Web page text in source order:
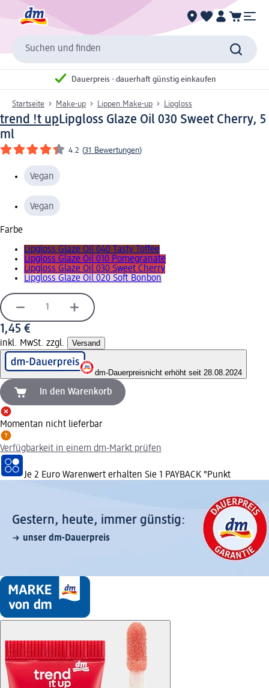
Suchen und finden
Dauerpreis - dauerhaft günstig einkaufen
Startseite Make-up Lippen Make-up Lipgloss
trend !t upLipgloss Glaze Oil 030 Sweet Cherry, 5
ml
4.2 (31 Bewertungen)
Vegan
Vegan
Farbe
Lipgloss Glaze Oil 040 Tasty Toffee
Lipgloss Glaze Oil 010 Pomegranate
Lipgloss Glaze Oil 030 Sweet Cherry
Lipgloss Glaze Oil 020 Soft Bonbon
1,45 €
inkl. MwSt. zzgl. Versand
dm-Dauerpreisnicht erhöht seit 28.08.2024
In den Warenkorb
Momentan nicht lieferbar
Verfügbarkeit in einem dm-Markt prüfen
Je 2 Euro Warenwert erhalten Sie 1 PAYBACK °Punkt
Gestern, heute, immer günstig:
unser dm-Dauerpreis